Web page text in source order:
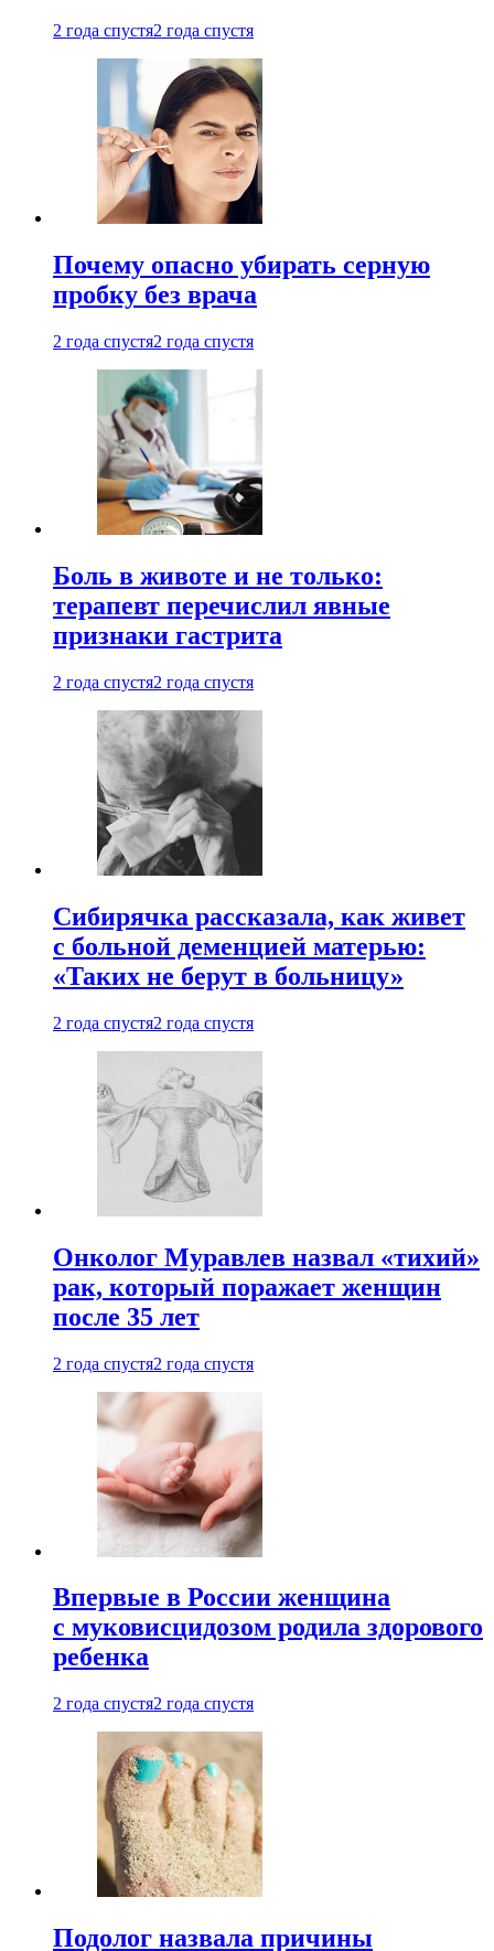
2 года спустя2 года спустя
Почему опасно убирать серную
пробку без врача
2 года спустя2 года спустя
Боль в животе и не только:
терапевт перечислил явные
признаки гастрита
2 года спустя2 года спустя
Сибирячка рассказала, как живет
с больной деменцией матерью:
«Таких не берут в больницу»
2 года спустя2 года спустя
Онколог Муравлев назвал «тихий»
рак, который поражает женщин
после 35 лет
2 года спустя2 года спустя
Впервые в России женщина
с муковисцидозом родила здорового
ребенка
2 года спустя2 года спустя
Подолог назвала причины